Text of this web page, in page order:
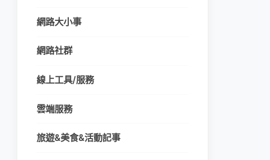
網路大小事
網路社群
線上工具/服務
雲端服務
旅遊&美食&活動記事